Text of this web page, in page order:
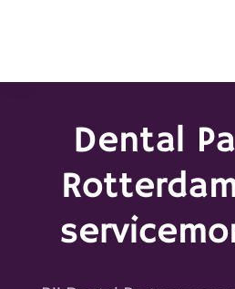
Dental